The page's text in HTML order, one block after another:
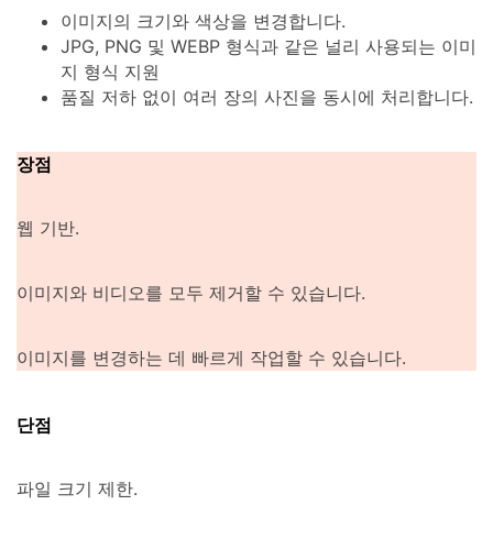
이미지의 크기와 색상을 변경합니다.
JPG, PNG 및 WEBP 형식과 같은 널리 사용되는 이미
지 형식 지원
품질 저하 없이 여러 장의 사진을 동시에 처리합니다.
장점
웹 기반.
이미지와 비디오를 모두 제거할 수 있습니다.
이미지를 변경하는 데 빠르게 작업할 수 있습니다.
단점
파일 크기 제한.